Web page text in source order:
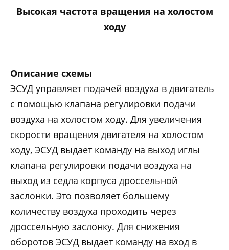
Высокая частота вращения на холостом
ходу
Описание схемы
ЭСУД управляет подачей воздуха в двигатель
с помощью клапана регулировки подачи
воздуха на холостом ходу. Для увеличения
скорости вращения двигателя на холостом
ходу, ЭСУД выдает команду на выход иглы
клапана регулировки подачи воздуха на
выход из седла корпуса дроссельной
заслонки. Это позволяет большему
количеству воздуха проходить через
дроссельную заслонку. Для снижения
оборотов ЭСУД выдает команду на вход в